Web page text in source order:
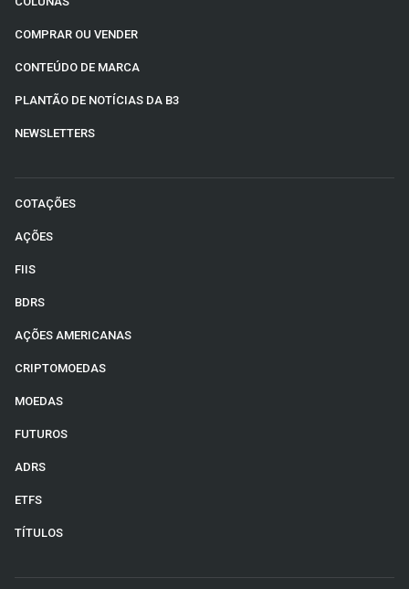
COMPRAR OU VENDER
CONTEÚDO DE MARCA
PLANTÃO DE NOTÍCIAS DA B3
NEWSLETTERS
COTAÇÕES
AÇÕES
FIIS
BDRS
AÇÕES AMERICANAS
CRIPTOMOEDAS
MOEDAS
FUTUROS
ADRS
ETFS
TÍTULOS